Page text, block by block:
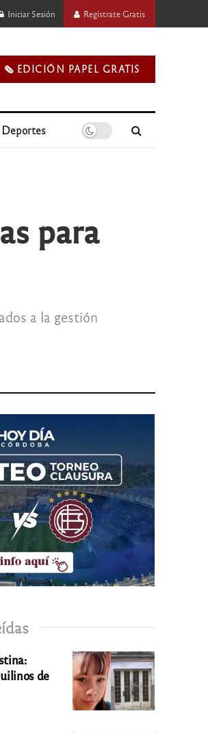
Iniciar Sesión Regístrate Gratis
🗞️ EDICIÓN PAPEL GRATIS
Deportes
para
a la gestión
de